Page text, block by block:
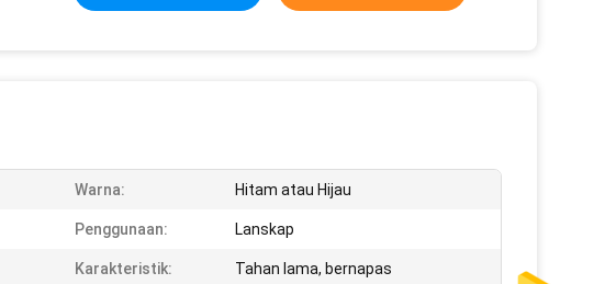
Warna: Hitam atau Hijau
Penggunaan: Lanskap
Karakteristik: Tahan lama, bernapas